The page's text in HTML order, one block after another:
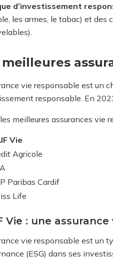
d’investissement
les armes, le tabac) et des
meilleures
vie responsable est un
responsable. En
meilleures assurances vie
Vie
Agricole
Paribas Cardif
Life
Vie : une
vie responsable est un
(ESG) dans ses